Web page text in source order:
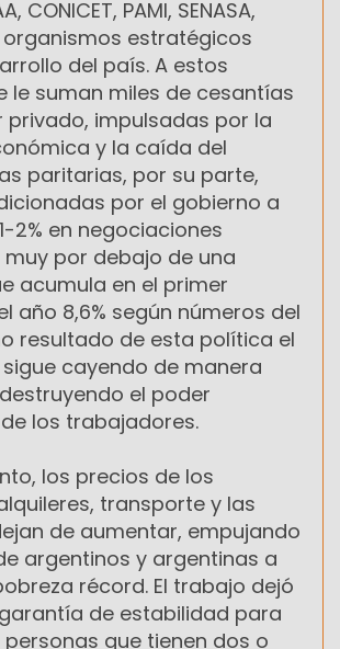
CONICET, PAMI, SENASA,
estratégicos
del país. A estos
le suman miles de cesantías
privado, impulsadas por la
y la caída del
paritarias, por su parte,
por el gobierno a
2% en negociaciones
muy por debajo de una
acumula en el primer
año 8,6% según números del
resultado de esta política el
cayendo de manera
el poder
los trabajadores.
los precios de los
transporte y las
de aumentar, empujando
argentinos y argentinas a
récord. El trabajo dejó
de estabilidad para
que tienen dos o